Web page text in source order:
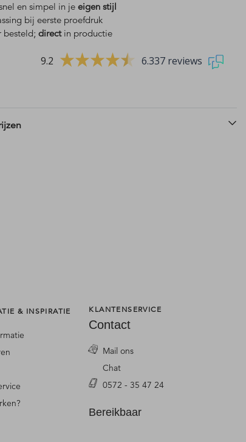
partnerschap
en simpel in je eigen stijl
bij eerste proefdruk
besteld; directin productie
9.2 6.337 reviews
& INSPIRATIE KLANTENSERVICE
Contact
Mail ons
Chat
0572 - 35 47 24
Bereikbaar